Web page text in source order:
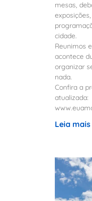
mesas,
cidade.
Reunimos
acontece
organizar
nada.
Confira a
atualizada:
Leia mais